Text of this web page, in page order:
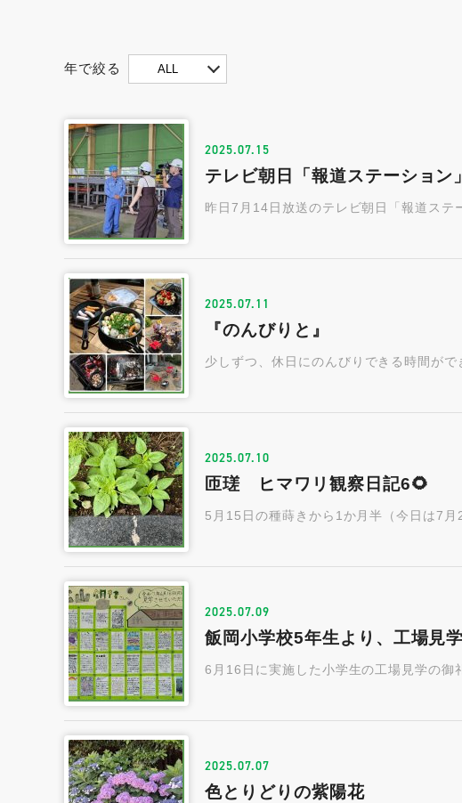
年で絞る ALL
2025.07.15
テレビ朝日「報道ステーション」
昨日7月14日放送のテレビ朝日「報道ス
2025.07.11
『のんびりと』
少しずつ、休日にのんびりできる時間が
2025.07.10
匝瑳 ヒマワリ観察日記6🌻
5月15日の種蒔きから1か月半（今日は7
2025.07.09
飯岡小学校5年生より、工場見
6月16日に実施した小学生の工場見学の
2025.07.07
色とりどりの紫陽花